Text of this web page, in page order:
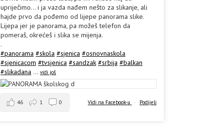
upriječimo... i ja vazda nađem nešto za slikanje, ali
hajde prvo da pođemo od lijepe panorama slike.
Lijepa jer je panorama, pa možeš telefon da
pomeraš, okrećeš i slika se mijenja.
.
#panorama #skola #sjenica #osnovnaskola
#sjenicacom #tvsjenica #sandzak #srbija #balkan
#slikadana ... vidi još
Vidi na Facebook-u · Podijeli
46 1 0